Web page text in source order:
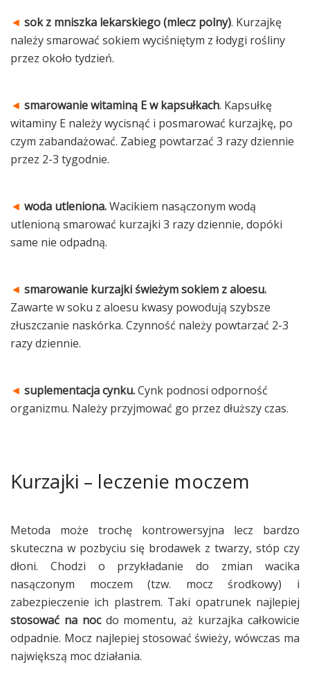
◄ sok z mniszka lekarskiego (mlecz polny). Kurzajkę
należy smarować sokiem wyciśniętym z łodygi rośliny
przez około tydzień.
◄ smarowanie witaminą E w kapsułkach. Kapsułkę
witaminy E należy wycisnąć i posmarować kurzajkę, po
czym zabandażować. Zabieg powtarzać 3 razy dziennie
przez 2-3 tygodnie.
◄ woda utleniona.Wacikiem nasączonym wodą
utlenioną smarować kurzajki 3 razy dziennie, dopóki
same nie odpadną.
◄ smarowanie kurzajki świeżym sokiem z aloesu.
Zawarte w soku z aloesu kwasy powodują szybsze
złuszczanie naskórka. Czynność należy powtarzać 2-3
razy dziennie.
◄ suplementacja cynku.Cynk podnosi odporność
organizmu. Należy przyjmować go przez dłuższy czas.
Kurzajki – leczenie moczem
Metoda może trochę kontrowersyjna lecz bardzo
skuteczna w pozbyciu się brodawek z twarzy, stóp czy
dłoni. Chodzi o przykładanie do zmian wacika
nasączonym moczem (tzw. mocz środkowy) i
zabezpieczenie ich plastrem. Taki opatrunek najlepiej
stosować na nocdo momentu, aż kurzajka całkowicie
odpadnie. Mocz najlepiej stosować świeży, wówczas ma
największą moc działania.